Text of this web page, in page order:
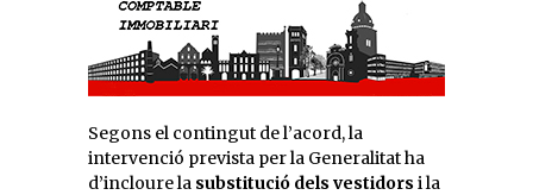
Segons el contingut de l’acord, la
intervenció prevista per la Generalitat ha
d’incloure la substitució dels vestidors i la